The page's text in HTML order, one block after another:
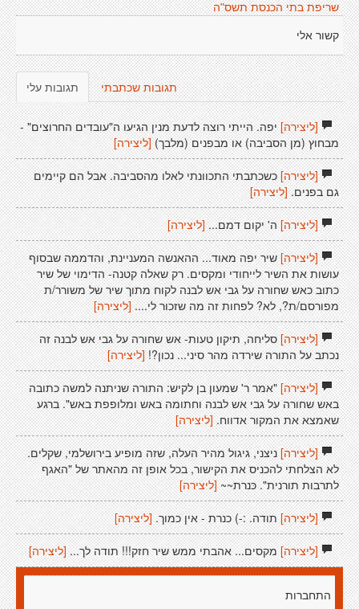
שריפת בתי הכנסת תשס"ה
קשור אלי
תגובות עלי תגובות שכתבתי
[ליצירה]יפה. הייתי רוצה לדעת מנין הגיעו ה"עובדים החרוצים" -
מבחוץ (מן הסביבה) או מבפנים (מלבך) [ליצירה]
[ליצירה]כשכתבתי התכוונתי לאלו מהסביבה. אבל הם קיימים
גם בפנים. [ליצירה]
[ליצירה]ה' יקום דמם... [ליצירה]
[ליצירה]שיר יפה מאוד... ההאנשה המעניינת, והדממה שבסוף
עושות את השיר לייחודי ומקסים. רק שאלה קטנה- הדימוי של שיר
כתוב כאש שחורה על גבי אש לבנה לקוח מתוך שיר של משורר/ת
מפורסם/ת?, לא? לפחות זה מה שזכור לי.... [ליצירה]
[ליצירה]סליחה, תיקון טעות- אש שחורה על גבי אש לבנה זה
נכתב על התורה שירדה מהר סיני... נכון?! [ליצירה]
[ליצירה]"אמר ר' שמעון בן לקיש: התורה שניתנה למשה כתובה
באש שחורה על גבי אש לבנה וחתומה באש ומלופפת באש". ברגע
שאמצא את המקור אדווח. [ליצירה]
[ליצירה]ניצני, גיגול מהיר העלה, שזה מופיע בירושלמי, שקלים.
לא הצלחתי להכניס את הקישור, בכל אופן זה מהאתר של "האגף
לתרבות תורנית". כּנרת~~ [ליצירה]
[ליצירה]תודה. :-) כנרת - אין כמוך. [ליצירה]
[ליצירה]מקסים... אהבתי ממש שיר חזק!!! תודה לך... [ליצירה]
התחברות